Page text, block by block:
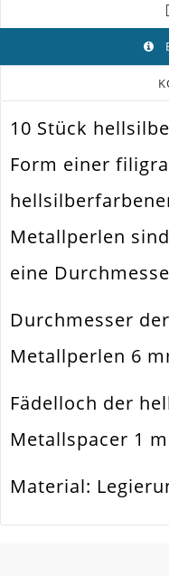
Farbe
Funktion
Spezifikation
Verwendung
Fädelloch /
Material
Form / Motiv
Ausführung
Menge
10 Stück
Form einer
Metallperlen
eine
Durchmesser
Metallperlen 6
Fädelloch der
Metallspacer 1
Material: